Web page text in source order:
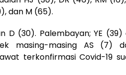
dan M (65).
D (30). Palembayan; YE
masing-masing AS (7)
terkonfirmasi Covid-19